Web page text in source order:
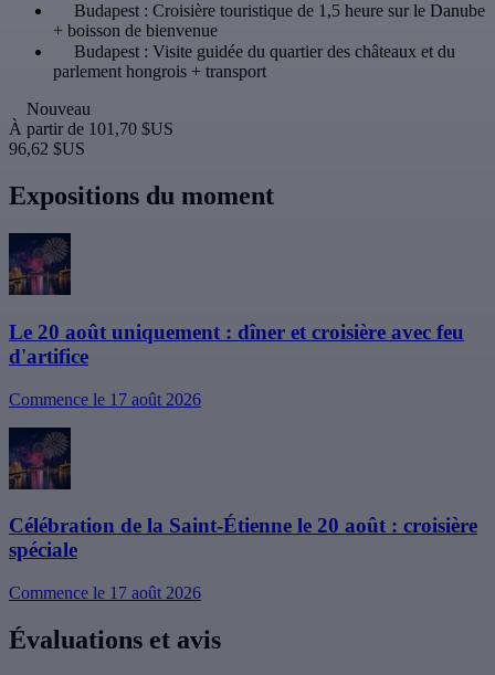
Budapest : Croisière touristique de 1,5 heure sur le Danube
+ boisson de bienvenue
Budapest : Visite guidée du quartier des châteaux et du
parlement hongrois + transport
Nouveau
À partir de 101,70 $US
96,62 $US
Expositions du moment
Le 20 août uniquement : dîner et croisière avec feu
d'artifice
Commence le 17 août 2026
Célébration de la Saint-Étienne le 20 août : croisière
spéciale
Commence le 17 août 2026
Évaluations et avis